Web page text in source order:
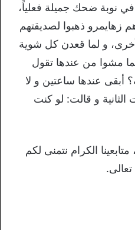
في نوبة ضحك جميلة فعلياً،
زهايمرو ذهبوا لصديقتهم
و لما قعدن كل شوية
مشوا من عندها تقول
أبقى عندها ساعتين و لا
و قالت: لو كنت
الكرام نتمنى لكم